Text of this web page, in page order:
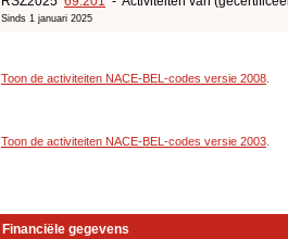
Sinds 1 januari 2025
Toon de activiteiten NACE-BEL-codes versie 2008
Toon de activiteiten NACE-BEL-codes versie 2003
Financiële gegevens